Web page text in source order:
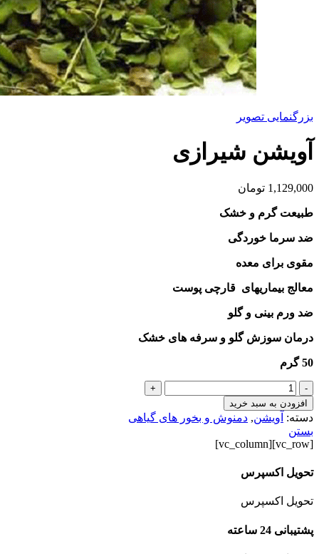
بزرگنمایی تصویر
آویشن شیرازی
1,129,000 تومان
طبیعت گرم و خشک
ضد سرما خوردگی
مقوی برای معده
معالج بیماریهای قارچی پوست
ضد ورم بینی و گلو
درمان سوزش گلو و سرفه های خشک
50 گرم
-
آویشن
شیرازی
عدد
+
افزودن به سبد خرید
دسته: آویشن, دمنوش و بخور های گیاهی
بستن
[vc_row][vc_column]
تحویل اکسپرس
تحویل اکسپرس
پشتیبانی 24 ساعته